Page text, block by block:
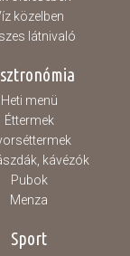
közelben
látnivaló
Heti menü
Éttermek
kávézók
Pubok
Menza
Sport